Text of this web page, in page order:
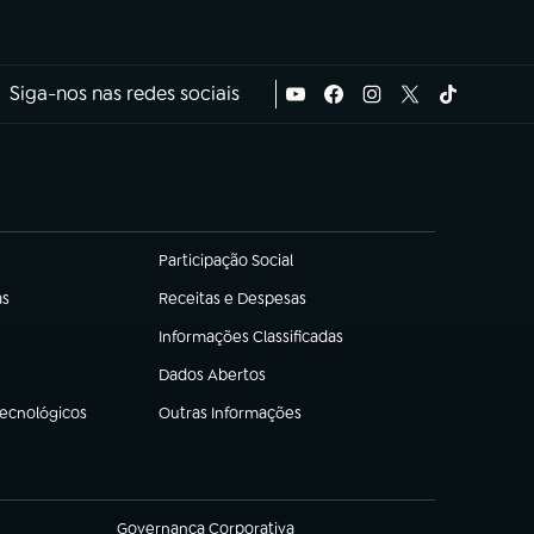
Siga-nos nas redes sociais
Participação Social
(abre em nova aba)
Receitas e Despesas
(abre em nova aba)
Informações Classificadas
(abre em nova aba)
Dados Abertos
(abre em nova aba)
Outras Informações
(abre em nova aba)
Governança Corporativa